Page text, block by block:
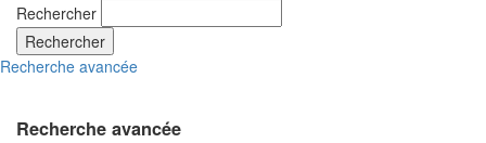
Rechercher
Rechercher
Recherche avancée
Recherche avancée